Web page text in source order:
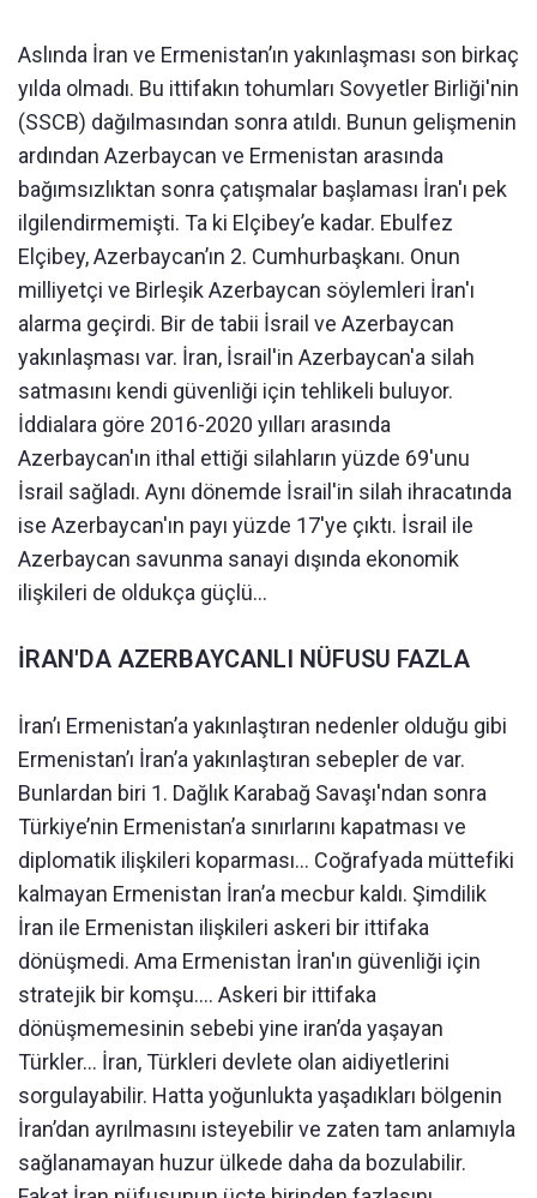
Aslında İran ve Ermenistan’ın yakınlaşması son birkaç
yılda olmadı. Bu ittifakın tohumları Sovyetler Birliği'nin
(SSCB) dağılmasından sonra atıldı. Bunun gelişmenin
ardından Azerbaycan ve Ermenistan arasında
bağımsızlıktan sonra çatışmalar başlaması İran'ı pek
ilgilendirmemişti. Ta ki Elçibey’e kadar. Ebulfez
Elçibey, Azerbaycan’ın 2. Cumhurbaşkanı. Onun
milliyetçi ve Birleşik Azerbaycan söylemleri İran'ı
alarma geçirdi. Bir de tabii İsrail ve Azerbaycan
yakınlaşması var. İran, İsrail'in Azerbaycan'a silah
satmasını kendi güvenliği için tehlikeli buluyor.
İddialara göre 2016-2020 yılları arasında
Azerbaycan'ın ithal ettiği silahların yüzde 69'unu
İsrail sağladı. Aynı dönemde İsrail'in silah ihracatında
ise Azerbaycan'ın payı yüzde 17'ye çıktı. İsrail ile
Azerbaycan savunma sanayi dışında ekonomik
ilişkileri de oldukça güçlü…
İRAN'DA AZERBAYCANLI NÜFUSU FAZLA
İran’ı Ermenistan’a yakınlaştıran nedenler olduğu gibi
Ermenistan’ı İran’a yakınlaştıran sebepler de var.
Bunlardan biri 1. Dağlık Karabağ Savaşı'ndan sonra
Türkiye’nin Ermenistan’a sınırlarını kapatması ve
diplomatik ilişkileri koparması… Coğrafyada müttefiki
kalmayan Ermenistan İran’a mecbur kaldı. Şimdilik
İran ile Ermenistan ilişkileri askeri bir ittifaka
dönüşmedi. Ama Ermenistan İran'ın güvenliği için
stratejik bir komşu…. Askeri bir ittifaka
dönüşmemesinin sebebi yine iran’da yaşayan
Türkler… İran, Türkleri devlete olan aidiyetlerini
sorgulayabilir. Hatta yoğunlukta yaşadıkları bölgenin
İran’dan ayrılmasını isteyebilir ve zaten tam anlamıyla
sağlanamayan huzur ülkede daha da bozulabilir.